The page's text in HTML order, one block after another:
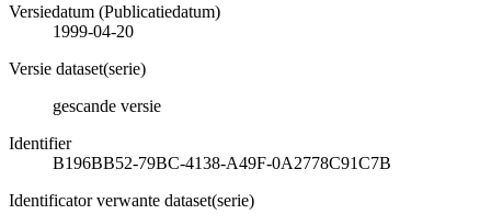
Versiedatum (Publicatiedatum)
1999-04-20
Versie dataset(serie)
gescande versie
Identifier
B196BB52-79BC-4138-A49F-0A2778C91C7B
Identificator verwante dataset(serie)